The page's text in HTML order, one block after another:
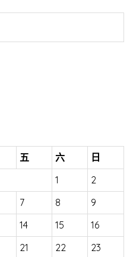
五 六
日
1
2
7 8
9
14 15
16
21 22
23